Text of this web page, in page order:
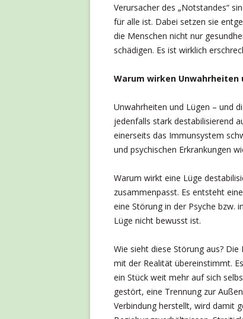
Verursacher des „Notstandes“
für alle ist. Dabei setzen sie
die Menschen nicht nur
schädigen. Es ist wirklich
Warum wirken Unwahrheiten
Unwahrheiten und Lügen – und
jedenfalls stark destabilisierend
einerseits das Immunsystem
und psychischen Erkrankungen
Warum wirkt eine Lüge
zusammenpasst. Es entsteht
eine Störung in der Psyche bzw.
Lüge nicht bewusst ist.
Wie sieht diese Störung aus?
mit der Realität übereinstimmt.
ein Stück weit mehr auf sich
gestört, eine Trennung zur
Verbindung herstellt, wird damit